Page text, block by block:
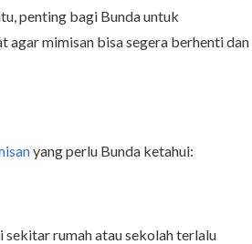
penting bagi Bunda untuk
agar mimisan bisa segera berhenti dan
yang perlu Bunda ketahui:
rumah atau sekolah terlalu